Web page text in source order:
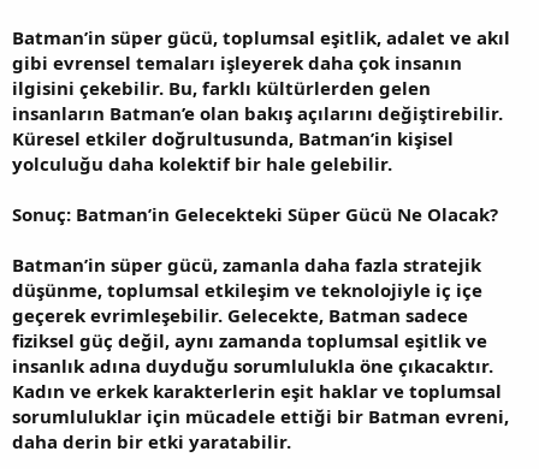
Batman’in süper gücü, toplumsal eşitlik, adalet ve akıl
gibi evrensel temaları işleyerek daha çok insanın
ilgisini çekebilir. Bu, farklı kültürlerden gelen
insanların Batman’e olan bakış açılarını değiştirebilir.
Küresel etkiler doğrultusunda, Batman’in kişisel
yolculuğu daha kolektif bir hale gelebilir.
Sonuç: Batman’in Gelecekteki Süper Gücü Ne Olacak?
Batman’in süper gücü, zamanla daha fazla stratejik
düşünme, toplumsal etkileşim ve teknolojiyle iç içe
geçerek evrimleşebilir. Gelecekte, Batman sadece
fiziksel güç değil, aynı zamanda toplumsal eşitlik ve
insanlık adına duyduğu sorumlulukla öne çıkacaktır.
Kadın ve erkek karakterlerin eşit haklar ve toplumsal
sorumluluklar için mücadele ettiği bir Batman evreni,
daha derin bir etki yaratabilir.